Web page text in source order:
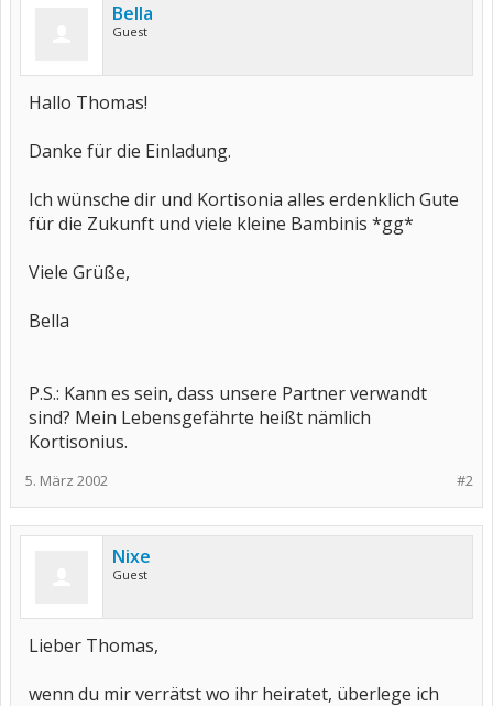
Bella
Guest
Hallo Thomas!
Danke für die Einladung.
Ich wünsche dir und Kortisonia alles erdenklich Gute
für die Zukunft und viele kleine Bambinis *gg*
Viele Grüße,
Bella
P.S.: Kann es sein, dass unsere Partner verwandt
sind? Mein Lebensgefährte heißt nämlich
Kortisonius.
#2
5. März 2002
Nixe
Guest
Lieber Thomas,
wenn du mir verrätst wo ihr heiratet, überlege ich